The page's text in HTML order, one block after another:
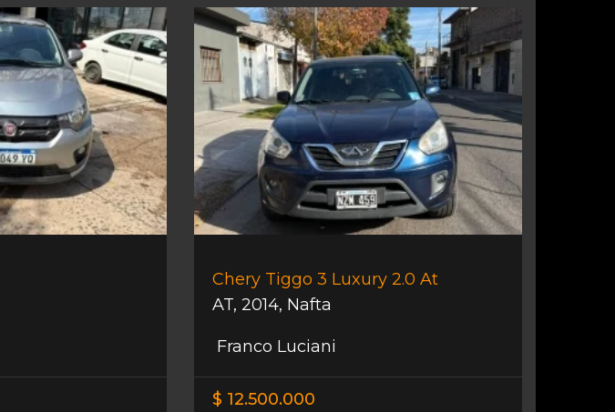
Chery Tiggo 3 Luxury 2.0 At
AT, 2014, Nafta
Franco Luciani
$ 12.500.000